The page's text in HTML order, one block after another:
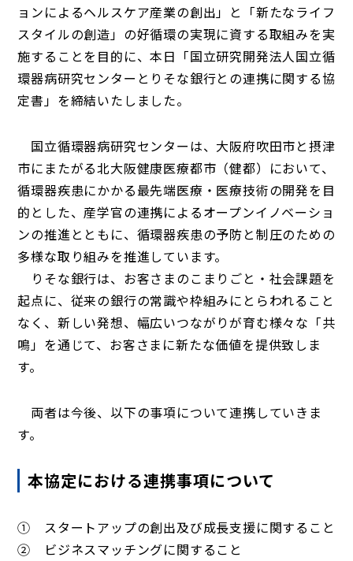
ョンによるヘルスケア産業の創出」と「新たなライフ
スタイルの創造」の好循環の実現に資する取組みを実
施することを目的に、本日「国立研究開発法人国立循
環器病研究センターとりそな銀行との連携に関する協
定書」を締結いたしました。
国立循環器病研究センターは、大阪府吹田市と摂津
市にまたがる北大阪健康医療都市（健都）において、
循環器疾患にかかる最先端医療・医療技術の開発を目
的とした、産学官の連携によるオープンイノベーショ
ンの推進とともに、循環器疾患の予防と制圧のための
多様な取り組みを推進しています。
りそな銀行は、お客さまのこまりごと・社会課題を
起点に、従来の銀行の常識や枠組みにとらわれること
なく、新しい発想、幅広いつながりが育む様々な「共
鳴」を通じて、お客さまに新たな価値を提供致しま
す。
両者は今後、以下の事項について連携していきま
す。
本協定における連携事項について
① スタートアップの創出及び成長支援に関すること
② ビジネスマッチングに関すること